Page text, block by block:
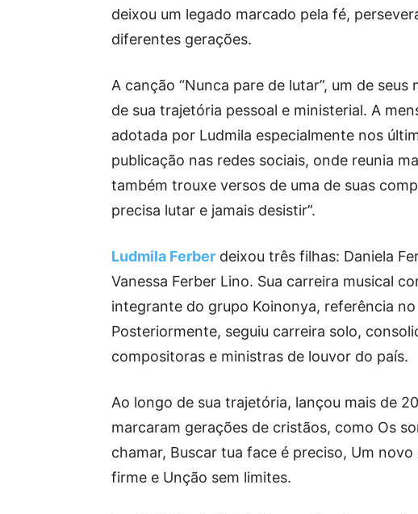
deixou um legado marcado pela fé,
diferentes gerações.
A canção “Nunca pare de lutar”, um de
de sua trajetória pessoal e ministerial. A
adotada por Ludmila especialmente nos
publicação nas redes sociais, onde reunia
também trouxe versos de uma de suas
precisa lutar e jamais desistir”.
Ludmila Ferber deixou três filhas: Daniela
Vanessa Ferber Lino. Sua carreira musical
integrante do grupo Koinonya, referência
Posteriormente, seguiu carreira solo,
compositoras e ministras de louvor do país.
Ao longo de sua trajetória, lançou mais de
marcaram gerações de cristãos, como Os
chamar, Buscar tua face é preciso, Um
firme e Unção sem limites.